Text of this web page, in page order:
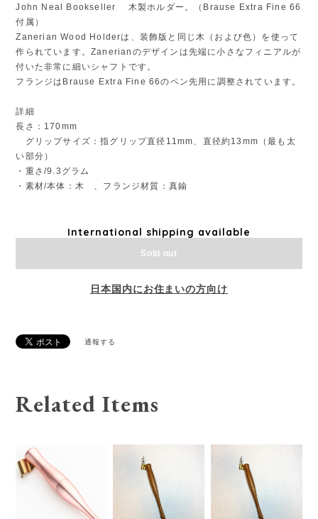
John Neal Bookseller 木製ホルダー。（Brause Extra Fine 66
付属）
Zanerian Wood Holderは、装飾版と同じ木（および色）を使って
作られています。Zanerianのデザインは先端に小さなフィニアルが
付いた非常に細いシャフトです。
フランジはBrause Extra Fine 66のペン先用に調整されています。
詳細
長さ：170mm
グリップサイズ：指グリップ直径11mm、直径約13mm（最も太
い部分）
・重さ/9.3グラム
・素材/本体：木 、フランジ材質：真鍮
International shipping available
Sold out
日本国内にお住まいの方向け
通報する
Related Items